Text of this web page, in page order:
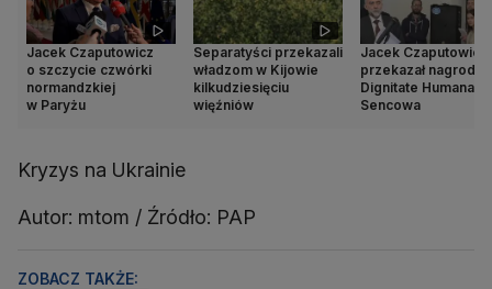
Jacek Czaputowicz
o szczycie czwórki
normandzkiej
w Paryżu
Separatyści przekazali
władzom w Kijowie
kilkudziesięciu
więźniów
Jacek Czaputowicz
przekazał nagrodę
Dignitate Humana
Sencowa
Kryzys na Ukrainie
Autor: mtom / Źródło: PAP
ZOBACZ TAKŻE: